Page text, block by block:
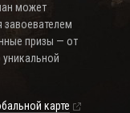
может
завоевателем
призы — от
карте